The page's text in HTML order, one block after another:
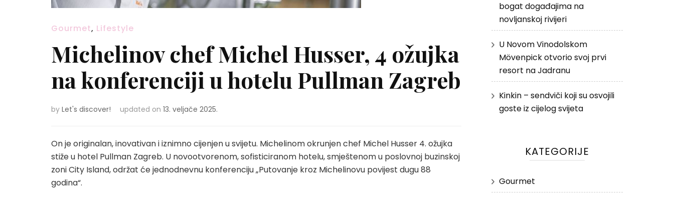
Gourmet, Lifestyle
Michelinov chef Michel Husser, 4 ožujka
na konferenciji u hotelu Pullman Zagreb
by Let's discover! updated on 13. veljače 2025.
On je originalan, inovativan i iznimno cijenjen u svijetu. Michelinom okrunjen chef Michel Husser 4. ožujka
stiže u hotel Pullman Zagreb. U novootvorenom, sofisticiranom hotelu, smještenom u poslovnoj buzinskoj
zoni City Island, održat će jednodnevnu konferenciju „Putovanje kroz Michelinovu povijest dugu 88
godina“.
bogat događajima na
novljanskoj rivijeri
U Novom Vinodolskom
Mövenpick otvorio svoj prvi
resort na Jadranu
Kinkin – sendviči koji su osvojili
goste iz cijelog svijeta
KATEGORIJE
Gourmet